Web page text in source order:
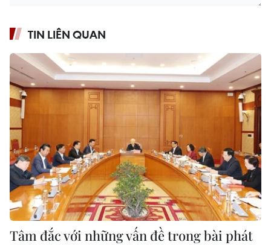
TIN LIÊN QUAN
Tâm đắc với những vấn đề trong bài phát